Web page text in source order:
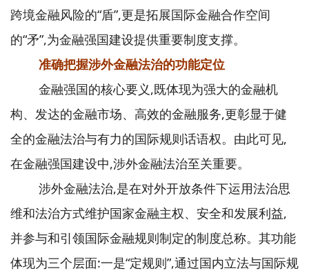
跨境金融风险的“盾”,更是拓展国际金融合作空间
的“矛”,为金融强国建设提供重要制度支撑。
准确把握涉外金融法治的功能定位
金融强国的核心要义,既体现为强大的金融机
构、发达的金融市场、高效的金融服务,更彰显于健
全的金融法治与有力的国际规则话语权。由此可见,
在金融强国建设中,涉外金融法治至关重要。
涉外金融法治,是在对外开放条件下运用法治思
维和法治方式维护国家金融主权、安全和发展利益,
并参与和引领国际金融规则制定的制度总称。其功能
体现为三个层面:一是“定规则”,通过国内立法与国际规